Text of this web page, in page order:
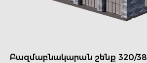
Բազմաբնակարան շենք 320/38